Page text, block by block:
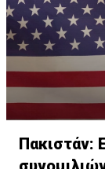
Πακιστάν: